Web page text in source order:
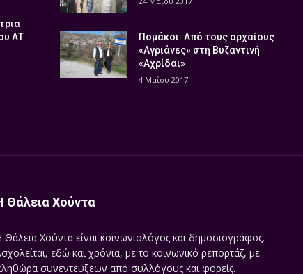
ΑΤ
Πομάκοι: Από τους αρχαίους
«Αγριάνες» στη Βυζαντινή
«Αχρίδαι»
4 Μαΐου 2017
Θάλεια Χούντα
Θάλεια Χούντα είναι κοινωνιολόγος και δημοσιογράφος.
εδώ και χρόνια, με το κοινωνικό ρεπορτάζ, με
συνεντεύξεων από συλλόγους και φορείς.